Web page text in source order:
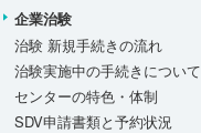
企業治験
治験 新規手続きの流れ
治験実施中の手続きについて
センターの特色・体制
SDV申請書類と予約状況